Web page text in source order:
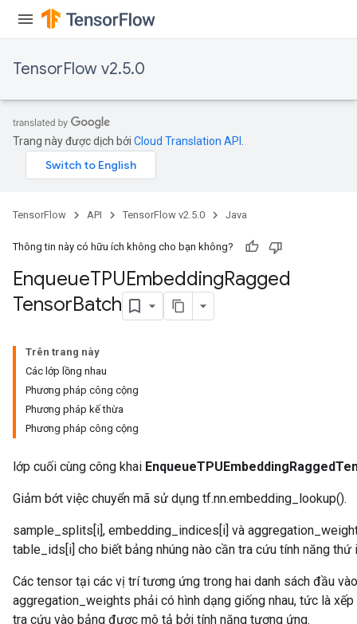
TensorFlow v2.5.0
Trang này được dịch bởi Cloud Translation API
TensorFlow API TensorFlow v2.5.0 Java
Thông tin này có hữu ích không cho bạn không?
EnqueueTPUEmbeddingRagged
TensorBatch
Trên trang này
Các lớp lồng nhau
Phương pháp công cộng
Phương pháp kế thừa
Phương pháp công cộng
lớp cuối cùng công khai
Giảm bớt việc chuyển mã sử dụng tf.nn.embedding_lookup().
sample_splits[i], embedding_indices[i] và
table_ids[i] cho biết bảng nhúng nào cần tra cứu tính năng thứ
Các tensor tại các vị trí tương ứng trong hai danh sách đầu
aggregation_weights phải có hình dạng giống nhau, tức là
tra cứu vào bảng được mô tả bởi tính năng tương ứng.